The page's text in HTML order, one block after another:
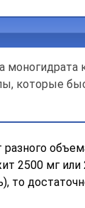
которые
2500 мг
то